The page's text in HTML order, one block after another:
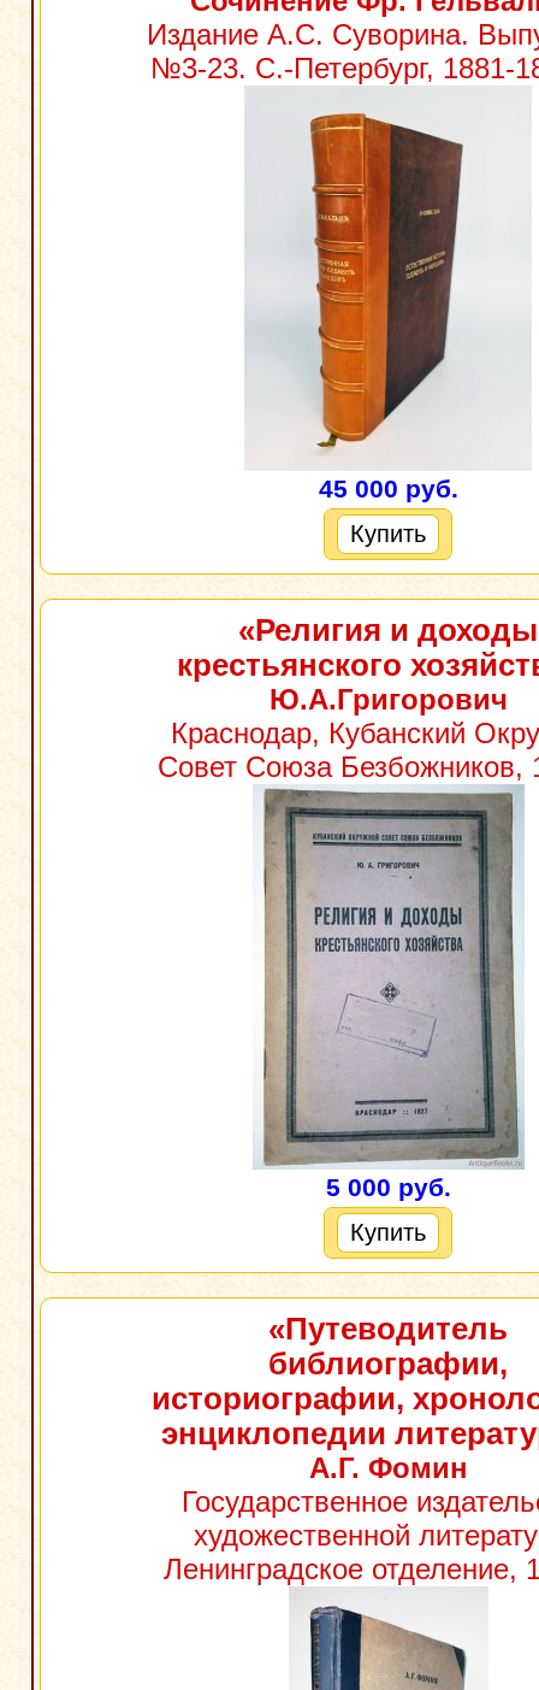
Издание А.С. Суворина.
№3-23. С.-Петербург, 1881-
45 000 руб.
Купить
«Религия и доходы
крестьянского
Ю.А.Григорович
Краснодар, Кубанский
Совет Союза Безбожников,
5 000 руб.
Купить
«Путеводитель
библиографии,
историографии,
энциклопедии
А.Г. Фомин
Государственное
художественной
Ленинградское отделение,